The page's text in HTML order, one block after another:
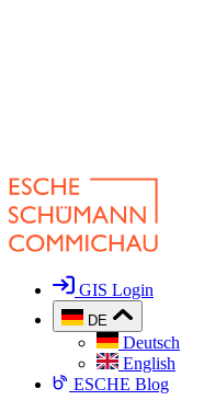
GIS Login
DE
Deutsch
English
ESCHE Blog